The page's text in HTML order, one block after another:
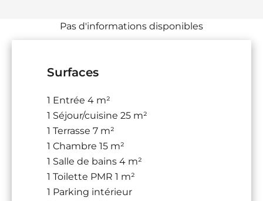
Pas d'informations disponibles
Surfaces
1 Entrée 4 m²
1 Séjour/cuisine 25 m²
1 Terrasse 7 m²
1 Chambre 15 m²
1 Salle de bains 4 m²
1 Toilette PMR 1 m²
1 Parking intérieur